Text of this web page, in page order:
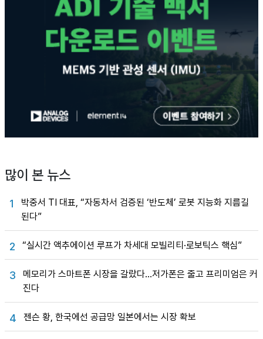
많이 본 뉴스
1
박중서 TI 대표, “자동차서 검증된 ‘반도체’ 로봇 지능화 지름길
된다”
2 “실시간 액추에이션 루프가 차세대 모빌리티·로보틱스 핵심”
3
메모리가 스마트폰 시장을 갈랐다…저가폰은 줄고 프리미엄은 커
진다
4 젠슨 황, 한국에선 공급망 일본에서는 시장 확보